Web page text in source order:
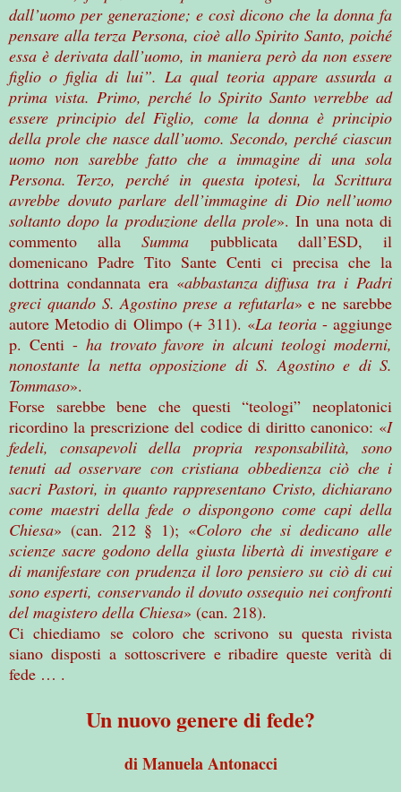
dall’uomo per generazione; e così dicono che la donna fa
pensare alla terza Persona, cioè allo Spirito Santo, poiché
essa è derivata dall’uomo, in maniera però da non essere
figlio o figlia di lui”. La qual teoria appare assurda a
prima vista. Primo, perché lo Spirito Santo verrebbe ad
essere principio del Figlio, come la donna è principio
della prole che nasce dall’uomo. Secondo, perché ciascun
uomo non sarebbe fatto che a immagine di una sola
Persona. Terzo, perché in questa ipotesi, la Scrittura
avrebbe dovuto parlare dell’immagine di Dio nell’uomo
soltanto dopo la produzione della prole». In una nota di
commento allaSumma pubblicata dall’ESD, il
domenicano Padre Tito Sante Centi ci precisa che la
dottrina condannata era «abbastanza diffusa tra i Padri
greci quando S. Agostino prese a refutarla» e ne sarebbe
autore Metodio di Olimpo (+ 311). «La teoria- aggiunge
p. Centi - ha trovato favore in alcuni teologi moderni,
nonostante la netta opposizione di S. Agostino e di S.
Tommaso».
Forse sarebbe bene che questi “teologi” neoplatonici
ricordino la prescrizione del codice di diritto canonico: «I
fedeli, consapevoli della propria responsabilità, sono
tenuti ad osservare con cristiana obbedienza ciò che i
sacri Pastori, in quanto rappresentano Cristo, dichiarano
come maestri della fede o dispongono come capi della
Chiesa» (can. 212 § 1); «Coloro che si dedicano alle
scienze sacre godono della giusta libertà di investigare e
di manifestare con prudenza il loro pensiero su ciò di cui
sono esperti, conservando il dovuto ossequio nei confronti
del magistero della Chiesa» (can. 218).
Ci chiediamo se coloro che scrivono su questa rivista
siano disposti a sottoscrivere e ribadire queste verità di
fede … .
Un nuovo genere di fede?
di Manuela Antonacci